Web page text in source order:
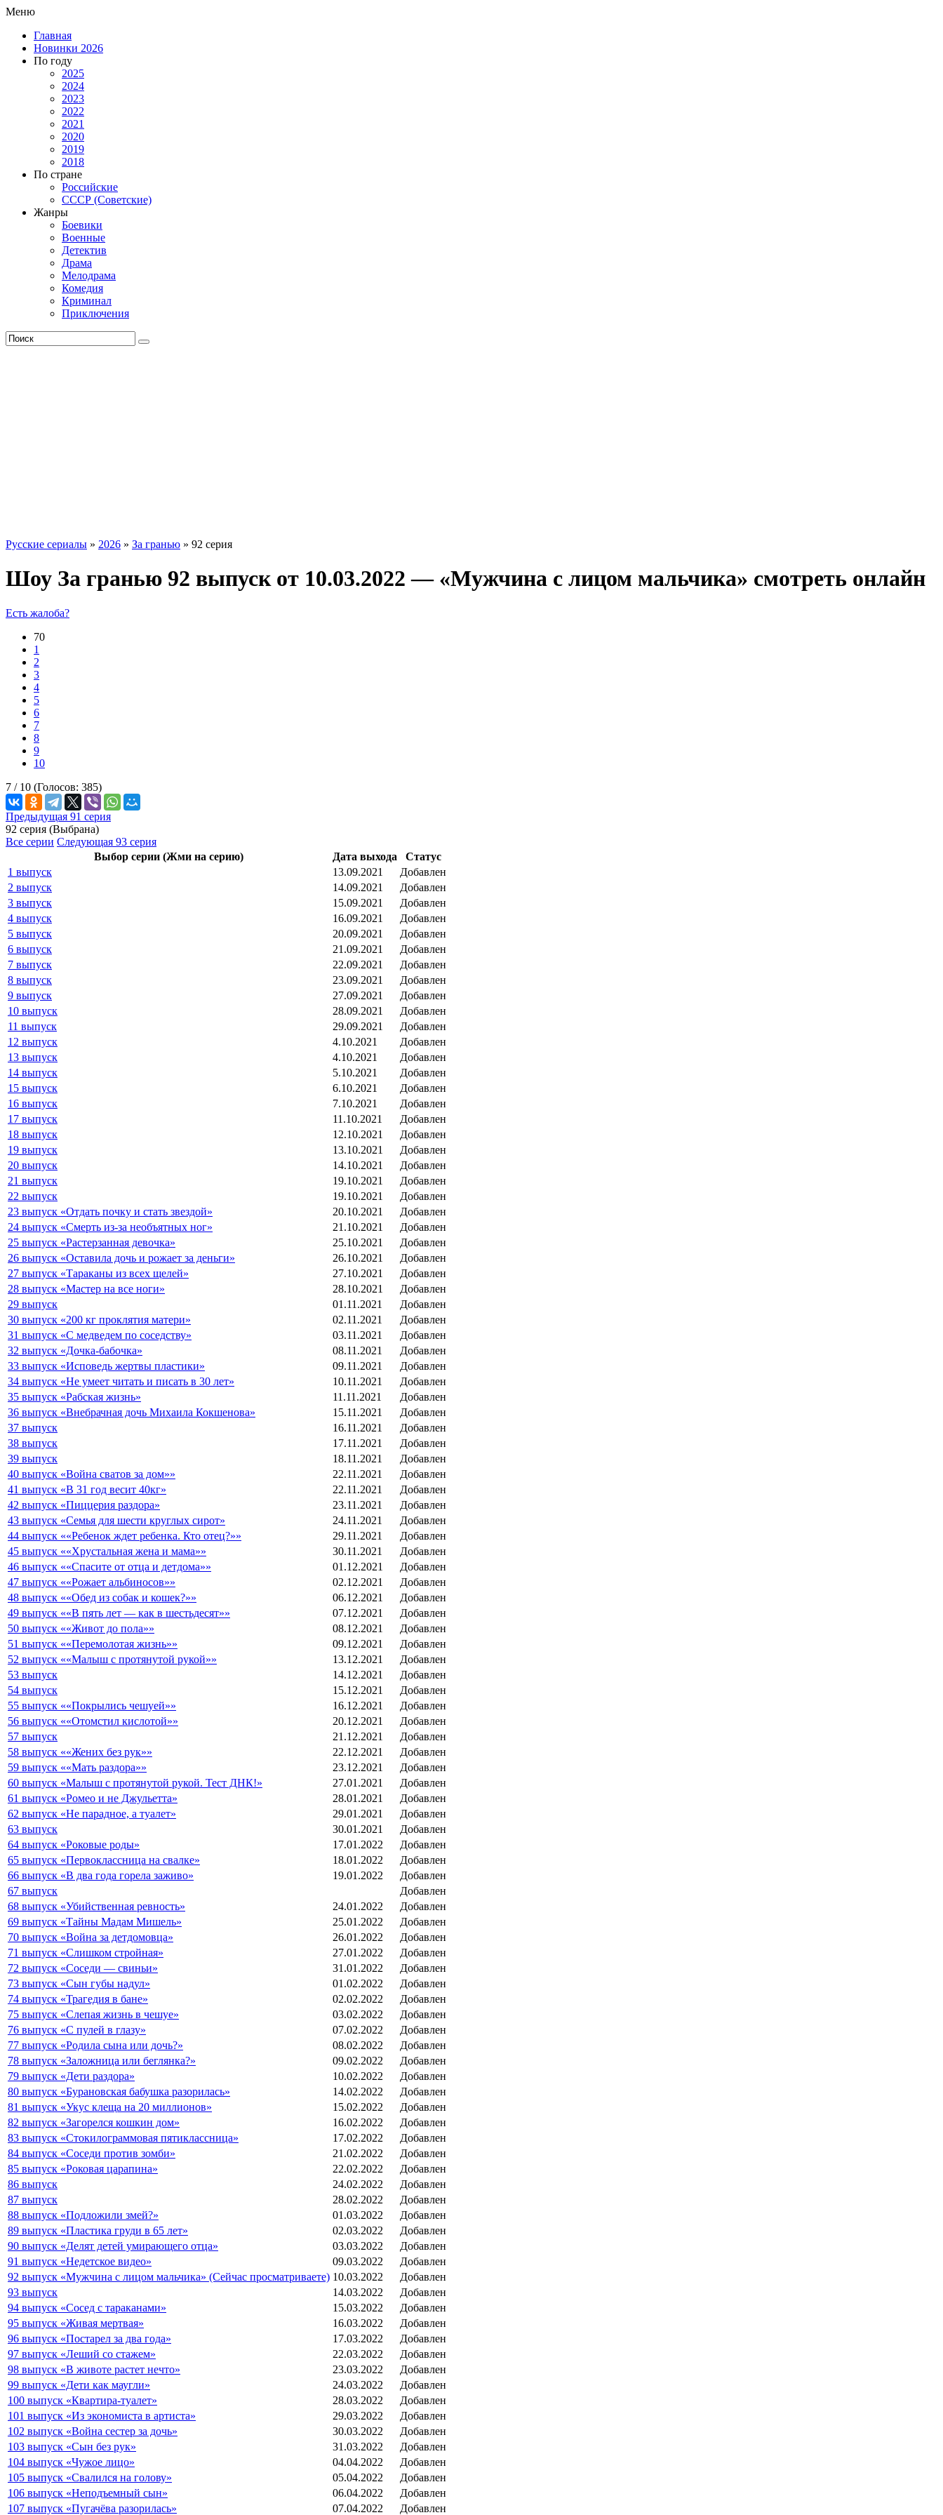
Меню
Главная
Новинки 2026
По году
2025
2024
2023
2022
2021
2020
2019
2018
По стране
Российские
СССР (Советские)
Жанры
Боевики
Военные
Детектив
Драма
Мелодрама
Комедия
Криминал
Приключения
Русские сериалы » 2026 » За гранью » 92 серия
Шоу За гранью 92 выпуск от 10.03.2022 — «Мужчина с лицом мальчика» смотреть онлайн
Есть жалоба?
70
1
2
3
4
5
6
7
8
9
10
7 / 10 (Голосов: 385)
Предыдущая 91 серия
92 серия (Выбрана)
Все серии Следующая 93 серия
Выбор серии (Жми на серию)
Дата выхода
Статус
1 выпуск
13.09.2021
Добавлен
2 выпуск
14.09.2021
Добавлен
3 выпуск
15.09.2021
Добавлен
4 выпуск
16.09.2021
Добавлен
5 выпуск
20.09.2021
Добавлен
6 выпуск
21.09.2021
Добавлен
7 выпуск
22.09.2021
Добавлен
8 выпуск
23.09.2021
Добавлен
9 выпуск
27.09.2021
Добавлен
10 выпуск
28.09.2021
Добавлен
11 выпуск
29.09.2021
Добавлен
12 выпуск
4.10.2021
Добавлен
13 выпуск
4.10.2021
Добавлен
14 выпуск
5.10.2021
Добавлен
15 выпуск
6.10.2021
Добавлен
16 выпуск
7.10.2021
Добавлен
17 выпуск
11.10.2021
Добавлен
18 выпуск
12.10.2021
Добавлен
19 выпуск
13.10.2021
Добавлен
20 выпуск
14.10.2021
Добавлен
21 выпуск
19.10.2021
Добавлен
22 выпуск
19.10.2021
Добавлен
23 выпуск «Отдать почку и стать звездой»
20.10.2021
Добавлен
24 выпуск «Смерть из-за необъятных ног»
21.10.2021
Добавлен
25 выпуск «Растерзанная девочка»
25.10.2021
Добавлен
26 выпуск «Оставила дочь и рожает за деньги»
26.10.2021
Добавлен
27 выпуск «Тараканы из всех щелей»
27.10.2021
Добавлен
28 выпуск «Мастер на все ноги»
28.10.2021
Добавлен
29 выпуск
01.11.2021
Добавлен
30 выпуск «200 кг проклятия матери»
02.11.2021
Добавлен
31 выпуск «С медведем по соседству»
03.11.2021
Добавлен
32 выпуск «Дочка-бабочка»
08.11.2021
Добавлен
33 выпуск «Исповедь жертвы пластики»
09.11.2021
Добавлен
34 выпуск «Не умеет читать и писать в 30 лет»
10.11.2021
Добавлен
35 выпуск «Рабская жизнь»
11.11.2021
Добавлен
36 выпуск «Внебрачная дочь Михаила Кокшенова»
15.11.2021
Добавлен
37 выпуск
16.11.2021
Добавлен
38 выпуск
17.11.2021
Добавлен
39 выпуск
18.11.2021
Добавлен
40 выпуск «Война сватов за дом»»
22.11.2021
Добавлен
41 выпуск «В 31 год весит 40кг»
22.11.2021
Добавлен
42 выпуск «Пиццерия раздора»
23.11.2021
Добавлен
43 выпуск «Семья для шести круглых сирот»
24.11.2021
Добавлен
44 выпуск ««Ребенок ждет ребенка. Кто отец?»»
29.11.2021
Добавлен
45 выпуск ««Хрустальная жена и мама»»
30.11.2021
Добавлен
46 выпуск ««Спасите от отца и детдома»»
01.12.2021
Добавлен
47 выпуск ««Рожает альбиносов»»
02.12.2021
Добавлен
48 выпуск ««Обед из собак и кошек?»»
06.12.2021
Добавлен
49 выпуск ««В пять лет — как в шестьдесят»»
07.12.2021
Добавлен
50 выпуск ««Живот до пола»»
08.12.2021
Добавлен
51 выпуск ««Перемолотая жизнь»»
09.12.2021
Добавлен
52 выпуск ««Малыш с протянутой рукой»»
13.12.2021
Добавлен
53 выпуск
14.12.2021
Добавлен
54 выпуск
15.12.2021
Добавлен
55 выпуск ««Покрылись чешуей»»
16.12.2021
Добавлен
56 выпуск ««Отомстил кислотой»»
20.12.2021
Добавлен
57 выпуск
21.12.2021
Добавлен
58 выпуск ««Жених без рук»»
22.12.2021
Добавлен
59 выпуск ««Мать раздора»»
23.12.2021
Добавлен
60 выпуск «Малыш с протянутой рукой. Тест ДНК!»
27.01.2021
Добавлен
61 выпуск «Ромео и не Джульетта»
28.01.2021
Добавлен
62 выпуск «Не парадное, а туалет»
29.01.2021
Добавлен
63 выпуск
30.01.2021
Добавлен
64 выпуск «Роковые роды»
17.01.2022
Добавлен
65 выпуск «Первоклассница на свалке»
18.01.2022
Добавлен
66 выпуск «В два года горела заживо»
19.01.2022
Добавлен
67 выпуск
Добавлен
68 выпуск «Убийственная ревность»
24.01.2022
Добавлен
69 выпуск «Тайны Мадам Мишель»
25.01.2022
Добавлен
70 выпуск «Война за детдомовца»
26.01.2022
Добавлен
71 выпуск «Слишком стройная»
27.01.2022
Добавлен
72 выпуск «Соседи — свиньи»
31.01.2022
Добавлен
73 выпуск «Сын губы надул»
01.02.2022
Добавлен
74 выпуск «Трагедия в бане»
02.02.2022
Добавлен
75 выпуск «Слепая жизнь в чешуе»
03.02.2022
Добавлен
76 выпуск «С пулей в глазу»
07.02.2022
Добавлен
77 выпуск «Родила сына или дочь?»
08.02.2022
Добавлен
78 выпуск «Заложница или беглянка?»
09.02.2022
Добавлен
79 выпуск «Дети раздора»
10.02.2022
Добавлен
80 выпуск «Бурановская бабушка разорилась»
14.02.2022
Добавлен
81 выпуск «Укус клеща на 20 миллионов»
15.02.2022
Добавлен
82 выпуск «Загорелся кошкин дом»
16.02.2022
Добавлен
83 выпуск «Стокилограммовая пятиклассница»
17.02.2022
Добавлен
84 выпуск «Соседи против зомби»
21.02.2022
Добавлен
85 выпуск «Роковая царапина»
22.02.2022
Добавлен
86 выпуск
24.02.2022
Добавлен
87 выпуск
28.02.2022
Добавлен
88 выпуск «Подложили змей?»
01.03.2022
Добавлен
89 выпуск «Пластика груди в 65 лет»
02.03.2022
Добавлен
90 выпуск «Делят детей умирающего отца»
03.03.2022
Добавлен
91 выпуск «Недетское видео»
09.03.2022
Добавлен
92 выпуск «Мужчина с лицом мальчика» (Сейчас просматриваете) 10.03.2022
Добавлен
93 выпуск
14.03.2022
Добавлен
94 выпуск «Сосед с тараканами»
15.03.2022
Добавлен
95 выпуск «Живая мертвая»
16.03.2022
Добавлен
96 выпуск «Постарел за два года»
17.03.2022
Добавлен
97 выпуск «Леший со стажем»
22.03.2022
Добавлен
98 выпуск «В животе растет нечто»
23.03.2022
Добавлен
99 выпуск «Дети как маугли»
24.03.2022
Добавлен
100 выпуск «Квартира-туалет»
28.03.2022
Добавлен
101 выпуск «Из экономиста в артиста»
29.03.2022
Добавлен
102 выпуск «Война сестер за дочь»
30.03.2022
Добавлен
103 выпуск «Сын без рук»
31.03.2022
Добавлен
104 выпуск «Чужое лицо»
04.04.2022
Добавлен
105 выпуск «Свалился на голову»
05.04.2022
Добавлен
106 выпуск «Неподъемный сын»
06.04.2022
Добавлен
107 выпуск «Пугачёва разорилась»
07.04.2022 Добавлен